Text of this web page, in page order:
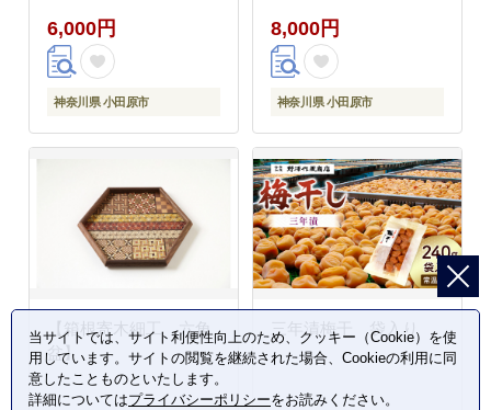
6,000円
神奈川県 小田原市
8,000円
神奈川県 小田原市
【箱根寄木細工 六角
盆】
三年漬梅干 袋入り
当サイトでは、サイト利便性向上のため、クッキー（Cookie）を使
用しています。サイトの閲覧を継続された場合、Cookieの利用に同
意したことものといたします。
詳細についてはプライバシーポリシーをお読みください。